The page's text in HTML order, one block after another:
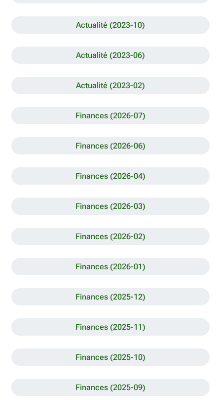
Actualité (2023-10)
Actualité (2023-06)
Actualité (2023-02)
Finances (2026-07)
Finances (2026-06)
Finances (2026-04)
Finances (2026-03)
Finances (2026-02)
Finances (2026-01)
Finances (2025-12)
Finances (2025-11)
Finances (2025-10)
Finances (2025-09)